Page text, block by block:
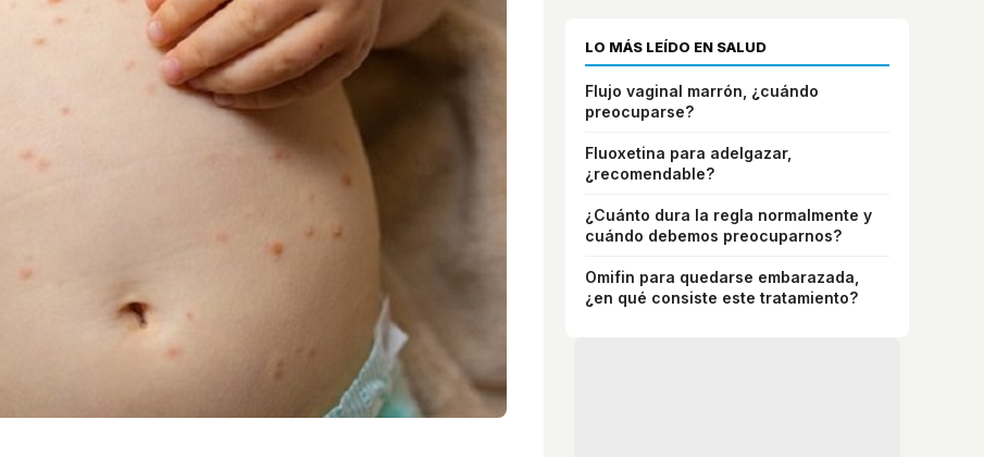
LO MÁS LEÍDO EN SALUD
Flujo vaginal marrón, ¿cuándo
preocuparse?
Fluoxetina para adelgazar,
¿recomendable?
¿Cuánto dura la regla normalmente y
cuándo debemos preocuparnos?
Omifin para quedarse embarazada,
¿en qué consiste este tratamiento?